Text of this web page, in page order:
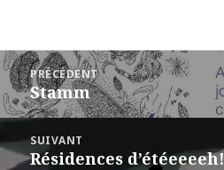
Navigation
de
l’article
PRÉCÉDENT
Article
précédent :
Stamm
SUIVANT
Article
Résidences d’étéeeeeh!